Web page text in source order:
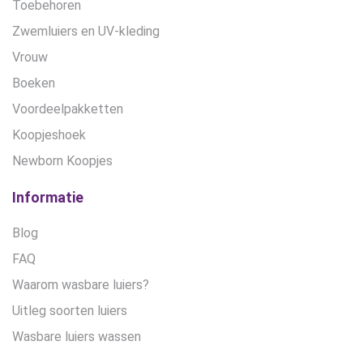
Toebehoren
Zwemluiers en UV-kleding
Vrouw
Boeken
Voordeelpakketten
Koopjeshoek
Newborn Koopjes
Informatie
Blog
FAQ
Waarom wasbare luiers?
Uitleg soorten luiers
Wasbare luiers wassen